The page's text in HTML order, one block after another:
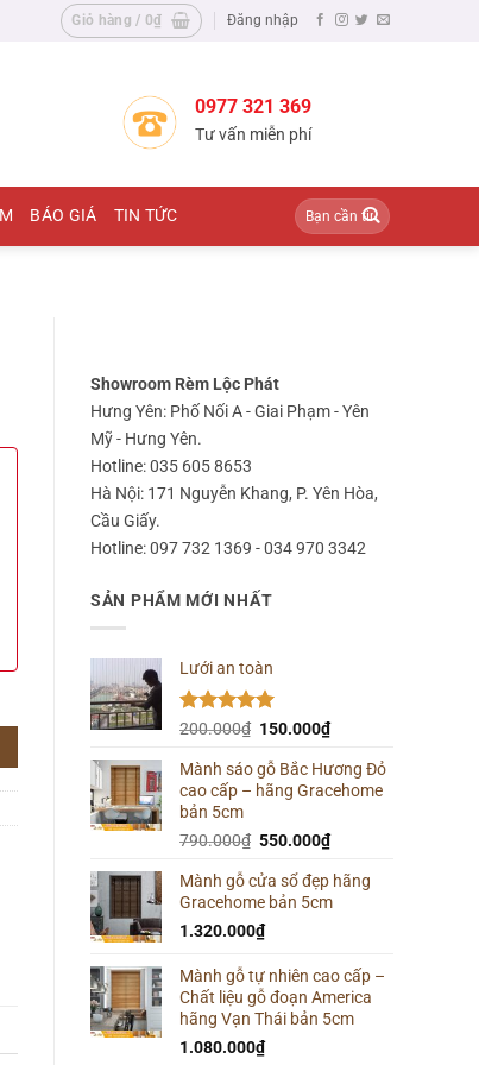
Giỏ hàng /0₫ Đăng nhập
0977 321 369
Tư vấn miễn phí
BÁO GIÁ TIN TỨC
Tìm
kiếm:
Showroom Rèm Lộc Phát
Hưng Yên: Phố Nối A - Giai Phạm - Yên
Mỹ - Hưng Yên.
Hotline: 035 605 8653
Hà Nội: 171 Nguyễn Khang, P. Yên Hòa,
Cầu Giấy.
Hotline: 097 732 1369 - 034 970 3342
SẢN PHẨM MỚI NHẤT
Lưới an toàn
Được xếp
5 sao
200.000₫ Giá
là:
200.000₫.
150.000₫Giá
tại
là:
Mành sáo gỗ Bắc Hương Đỏ
cao cấp – hãng Gracehome
bản 5cm
790.000₫ Giá
là:
790.000₫.
550.000₫Giá
tại
là:
Mành gỗ cửa sổ đẹp hãng
Gracehome bản 5cm
1.320.000₫
Mành gỗ tự nhiên cao cấp –
Chất liệu gỗ đoạn America
hãng Vạn Thái bản 5cm
1.080.000₫